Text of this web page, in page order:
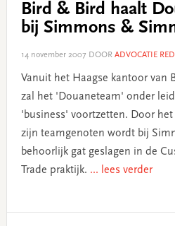
Bird & Bird haalt
bij Simmons &
14 november 2007 DOOR ADVOCATIE
Vanuit het Haagse kantoor van
zal het 'Douaneteam' onder
'business' voortzetten. Door
zijn teamgenoten wordt bij
behoorlijk gat geslagen in de
Trade praktijk. ... lees verder